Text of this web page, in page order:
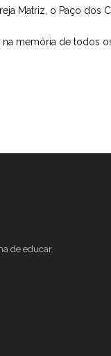
Matriz, o Paço dos
memória de todos
de educar.